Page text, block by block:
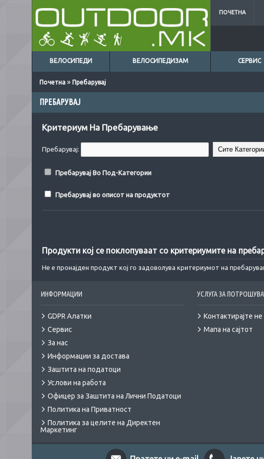
ПОЧЕТНА
ВЕЛОСИПЕДИ ВЕЛОСИПЕДИЗАМ СЕРВИС
Почетна » Пребарувај
ПРЕБАРУВАЈ
Критериум На Пребарување
Пребарувај:
Пребарувај Во Под-Категории
Пребарувај во описот на продуктот
Продукти кој се поклопуваат со критериумите на
Не е пронајден продукт кој го задоволува критериумот на
ИНФОРМАЦИИ
GDPR Алатки
Сервис
За нас
Информации за достава
Заштита на податоци
Услови на работа
Офицер за Заштита на Лични Податоци
Политика на Приватност
Политика за целите на Директен
Маркетинг
УСЛУГА ЗА
Контактирајте не
Мапа на сајтот